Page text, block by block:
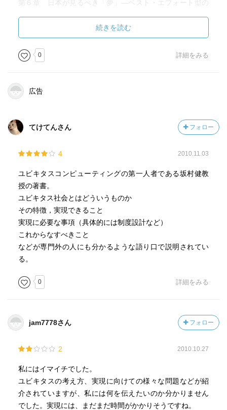
第６章 日本が見るべき「夢」―ベスト・エフォート型の
［ ＰＯＰ ］
☆☆☆☆☆☆☆ おすすめ度
☆☆☆☆☆☆☆ ストーリー
☆☆☆☆☆☆☆ メッセージ性
☆☆☆☆☆☆☆ 冒険性
共感度（空振り三振・一部・参った！）
読書の速度（時間がかかった・普通・一気に読んだ）
［ 関連図書 ］
［ 参考となる書評 ］
続きを読む
0 詳細をみる
広告
てけてんさん フォロー
4 2010.11.03
ユビキタスコンピューティングの第一人者である坂村健教
授の著書。
ユビキタス社会とはどういうものか
その特徴，実現できること
実現に必要な事項（具体的には制度設計など）
これからなすべきこと
などが専門外の人にも分かるような語り口で説明されてい
る。
0 詳細をみる
jam7778さん フォロー
2 2010.10.27
私にはイマイチでした。
ユビキタスの考え方、実現に向けての様々な問題などが紹
介されていますが、私には何を伝えたいのか分かりません
でした。実現には、まだまだ時間がかかりそうですね。